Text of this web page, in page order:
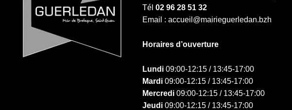
Tél 02 96 28 51 32
Email : accueil@mairieguerledan.bzh
Horaires d’ouverture
Lundi09:00-12:15 / 13:45-17:00
Mardi09:00-12:15 / 13:45-17:00
Mercredi09:00-12:15 / 13:45-17:00
Jeudi09:00-12:15 / 13:45-17:00